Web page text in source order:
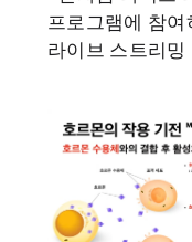
프로그램에 참
라이브 스트리밍